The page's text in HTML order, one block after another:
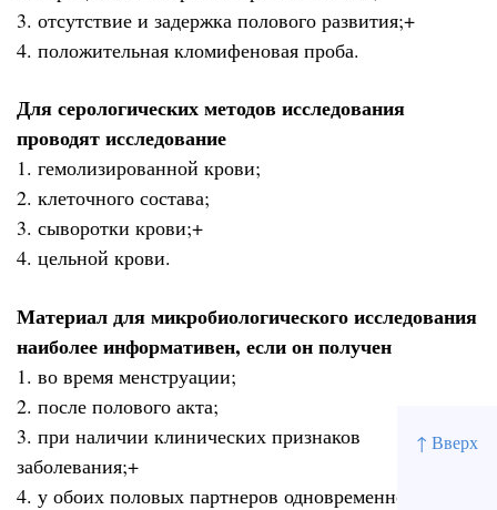
↑ Вверх
3. отсутствие и задержка полового развития;+
4. положительная кломифеновая проба.
Для серологических методов исследования
проводят исследование
1. гемолизированной крови;
2. клеточного состава;
3. сыворотки крови;+
4. цельной крови.
Материал для микробиологического исследования
наиболее информативен, если он получен
1. во время менструации;
2. после полового акта;
3. при наличии клинических признаков
заболевания;+
4. у обоих половых партнеров одновременно.